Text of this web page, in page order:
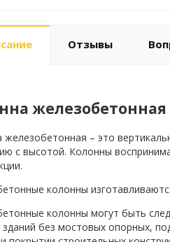
Отзывы
железобетонная
железобетонная – это
с высотой. Колонны
колонны
колонны могут быть
без мостовых опорных,